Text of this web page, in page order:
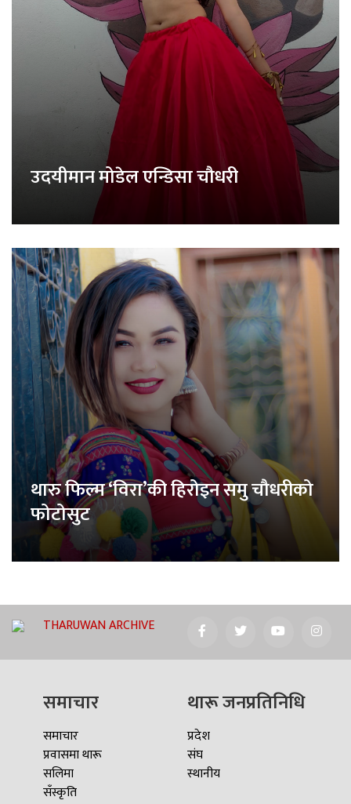
उदयीमान मोडेल एन्डिसा चौधरी
थारु फिल्म ‘विरा’की हिरोइन समु चौधरीको
फोटोसुट
THARUWAN ARCHIVE
समाचार
समाचार
प्रवासमा थारू
सलिमा
सँस्कृति
थारू जनप्रतिनिधि
प्रदेश
संघ
स्थानीय